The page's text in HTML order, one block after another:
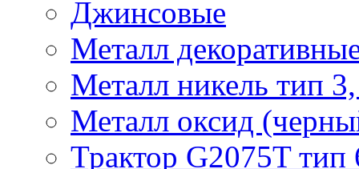
Джинсовые
Металл
Металл никель тип
Металл оксид
Трактор G2075T тип